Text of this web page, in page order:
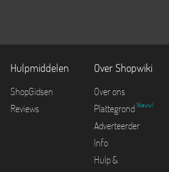
Hulpmiddelen
ShopGidsen
Reviews
Over Shopwiki
Over ons
Plattegrond Nieuw!
Adverteerder
Info
Hulp &